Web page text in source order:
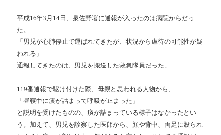
平成16年3月14日、泉佐野署に通報が入ったのは病院からだっ
た。
「男児が心肺停止で運ばれてきたが、状況から虐待の可能性が疑
われる」
通報してきたのは、男児を搬送した救急隊員だった。
119番通報で駆け付けた際、母親と思われる人物から、
「昼寝中に痰が詰まって呼吸が止まった」
と説明を受けたものの、痰が詰まっている様子はなかったとい
う。加えて、男児を診察した医師から、顔や背中、両足に殴られ